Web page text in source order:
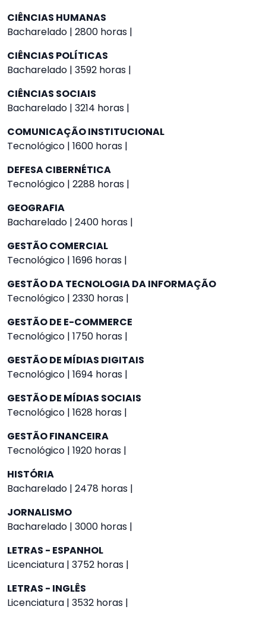
CIÊNCIAS HUMANAS
Bacharelado | 2800 horas |
CIÊNCIAS POLÍTICAS
Bacharelado | 3592 horas |
CIÊNCIAS SOCIAIS
Bacharelado | 3214 horas |
COMUNICAÇÃO INSTITUCIONAL
Tecnológico | 1600 horas |
DEFESA CIBERNÉTICA
Tecnológico | 2288 horas |
GEOGRAFIA
Bacharelado | 2400 horas |
GESTÃO COMERCIAL
Tecnológico | 1696 horas |
GESTÃO DA TECNOLOGIA DA INFORMAÇÃO
Tecnológico | 2330 horas |
GESTÃO DE E-COMMERCE
Tecnológico | 1750 horas |
GESTÃO DE MÍDIAS DIGITAIS
Tecnológico | 1694 horas |
GESTÃO DE MÍDIAS SOCIAIS
Tecnológico | 1628 horas |
GESTÃO FINANCEIRA
Tecnológico | 1920 horas |
HISTÓRIA
Bacharelado | 2478 horas |
JORNALISMO
Bacharelado | 3000 horas |
LETRAS - ESPANHOL
Licenciatura | 3752 horas |
LETRAS - INGLÊS
Licenciatura | 3532 horas |